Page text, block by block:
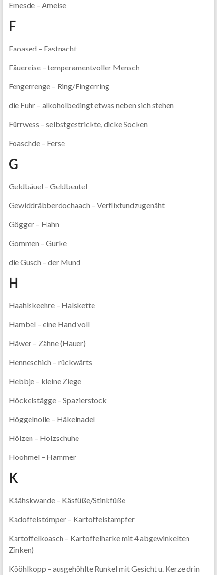
Emesde – Ameise
F
Faoased – Fastnacht
Fäuereise – temperamentvoller Mensch
Fengerrenge – Ring/Fingerring
die Fuhr – alkoholbedingt etwas neben sich stehen
Fürrwess – selbstgestrickte, dicke Socken
Foaschde – Ferse
G
Geldbäuel – Geldbeutel
Gewiddräbberdochaach – Verflixtundzugenäht
Gögger – Hahn
Gommen – Gurke
die Gusch – der Mund
H
Haahlskeehre – Halskette
Hambel – eine Hand voll
Häwer – Zähne (Hauer)
Henneschich – rückwärts
Hebbje – kleine Ziege
Höckelstägge – Spazierstock
Höggelnolle – Häkelnadel
Hölzen – Holzschuhe
Hoohmel – Hammer
K
Käähskwande – Käsfüße/Stinkfüße
Kadoffelstömper – Kartoffelstampfer
Kartoffelkoasch – Kartoffelharke mit 4 abgewinkelten
Zinken)
Kööhlkopp – ausgehöhlte Runkel mit Gesicht u. Kerze drin